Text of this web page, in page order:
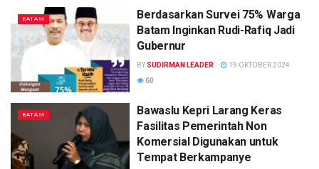
BATAM
Berdasarkan Survei 75% Warga
Batam Inginkan Rudi-Rafiq Jadi
Gubernur
BY SUDIRMAN LEADER
19 OKTOBER 2024
60
BATAM
Bawaslu Kepri Larang Keras
Fasilitas Pemerintah Non
Komersial Digunakan untuk
Tempat Berkampanye